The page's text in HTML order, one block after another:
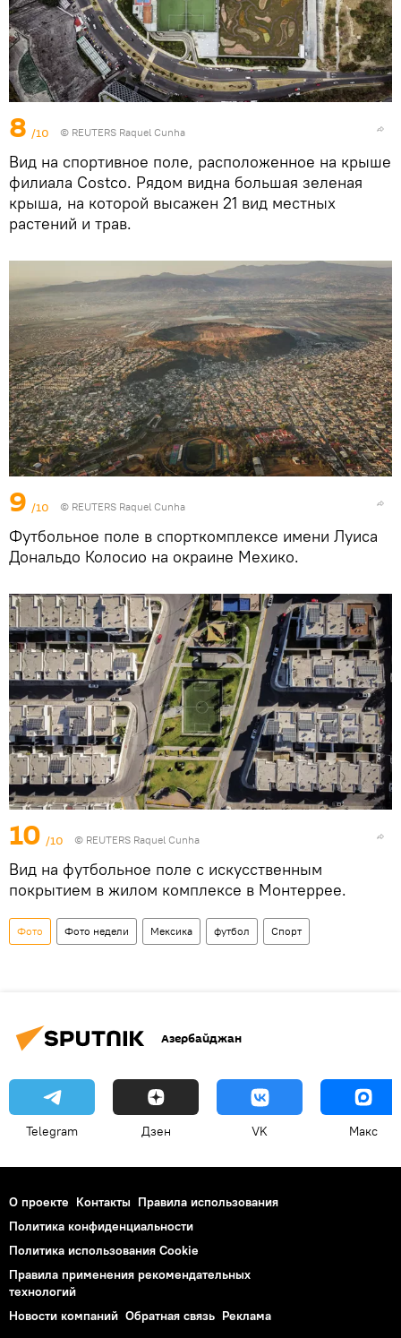
8 /10 © REUTERS Raquel Cunha
Вид на спортивное поле, расположенное на крыше
филиала Costco. Рядом видна большая зеленая
крыша, на которой высажен 21 вид местных
растений и трав.
9 /10 © REUTERS Raquel Cunha
Футбольное поле в спорткомплексе имени Луиса
Дональдо Колосио на окраине Мехико.
10 /10 © REUTERS Raquel Cunha
Вид на футбольное поле с искусственным
покрытием в жилом комплексе в Монтеррее.
Фото Фото недели Мексика футбол Спорт
Азербайджан
Telegram Дзен VK Макс
О проекте Контакты Правила использования
Политика конфиденциальности
Политика использования Cookie
Правила применения рекомендательных
технологий
Новости компаний Обратная связь Реклама